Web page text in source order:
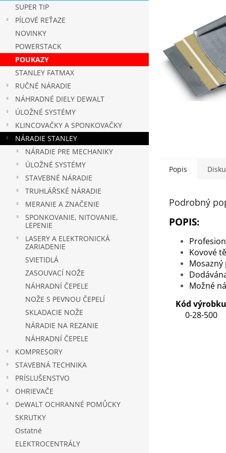
SUPER TIP
PÍLOVÉ REŤAZE
NOVINKY
POWERSTACK
POUKAZY
STANLEY FATMAX
RUČNÉ NÁRADIE
NÁHRADNÉ DIELY DEWALT
ÚLOŽNÉ SYSTÉMY
KLINCOVAČKY A SPONKOVAČKY
NÁRADIE STANLEY
NÁRADIE PRE MECHANIKY
ÚLOŽNÉ SYSTÉMY
STAVEBNÉ NÁRADIE
TRUHLÁŘSKÉ NÁRADIE
MERANIE A ZNAČENIE
SPONKOVANIE, NITOVANIE,
LEPENIE
LASERY A ELEKTRONICKÁ
ZARIADENIE
SVIETIDLÁ
ZASOUVACÍ NOŽE
NÁHRADNÍ ČEPELE
NOŽE S PEVNOU ČEPELÍ
SKLADACIE NOŽE
NÁRADIE NA REZANIE
NÁHRADNÍ ČEPELE
KOMPRESORY
STAVEBNÁ TECHNIKA
PRÍSLUŠENSTVO
OHRIEVAČE
DeWALT OCHRANNÉ POMŮCKY
SKRUTKY
Ostatné
ELEKTROCENTRÁLY
Popis
Podrobný
POPIS:
Kovové
Mosazný
Možné
Kód výrobku
0-28-500